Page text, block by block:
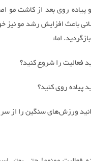
روی بعد از کاشت مو
باعث افزایش رشد مو نیز
اما:
فعالیت را شروع کنید؟
پیاده روی کنید؟
ورزش‌های سنگین را از